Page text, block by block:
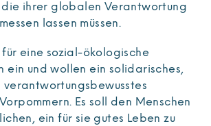
die ihrer globalen Verantwortung
lassen müssen.
für eine sozial-ökologische
ein und wollen ein solidarisches,
verantwortungsbewusstes
Es soll den Menschen
ein für sie gutes Leben zu